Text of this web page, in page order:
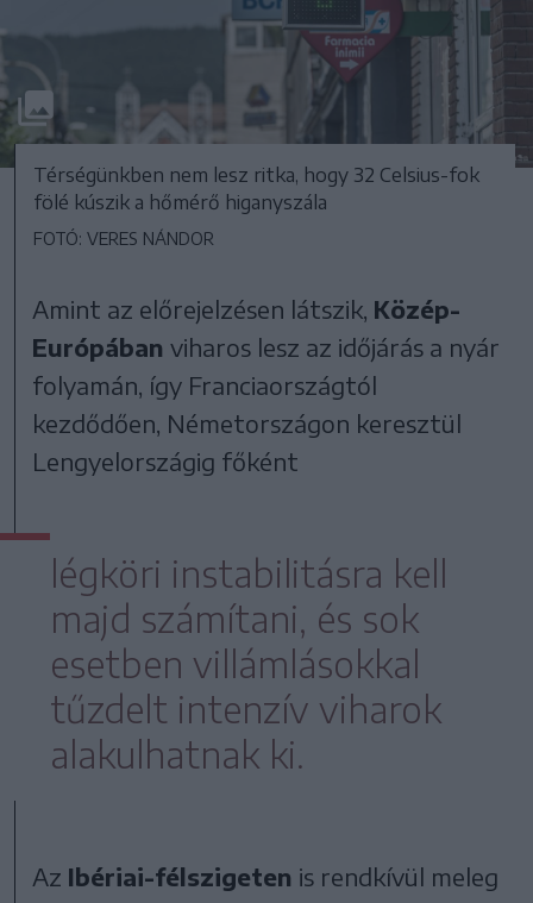
Térségünkben nem lesz ritka, hogy 32 Celsius-fok
fölé kúszik a hőmérő higanyszála
FOTÓ: VERES NÁNDOR
Amint az előrejelzésen látszik, Közép-
Európában viharos lesz az időjárás a nyár
folyamán, így Franciaországtól
kezdődően, Németországon keresztül
Lengyelországig főként
légköri instabilitásra kell
majd számítani, és sok
esetben villámlásokkal
tűzdelt intenzív viharok
alakulhatnak ki.
Az Ibériai-félszigeten is rendkívül meleg